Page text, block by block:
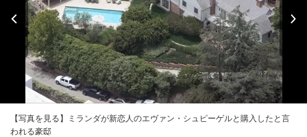
【写真を見る】ミランダが新恋人のエヴァン・シュピーゲルと購入したと言
われる豪邸